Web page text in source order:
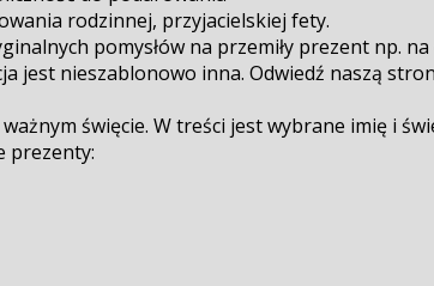
rodzinnej, przyjacielskiej fety.
pomysłów na przemiły prezent np.
jest nieszablonowo inna. Odwiedź naszą
święcie. W treści jest wybrane imię i
prezenty: